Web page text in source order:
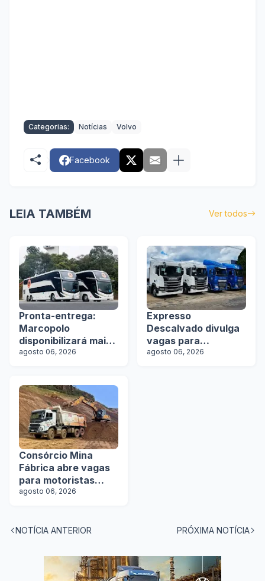
Categorias: Notícias Volvo
Facebook
LEIA TAMBÉM Ver todos
Pronta-entrega:
Marcopolo
disponibilizará mais
de 100 ônibus para
agosto 06, 2026
Expresso
Descalvado divulga
vagas para
motoristas
agosto 06, 2026
Consórcio Mina
Fábrica abre vagas
para motoristas
categoria D
agosto 06, 2026
NOTÍCIA ANTERIOR PRÓXIMA NOTÍCIA